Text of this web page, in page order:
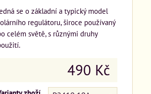
se o základní a typický model
regulátoru, široce používaný
celém světě, s různými druhy
490 Kč